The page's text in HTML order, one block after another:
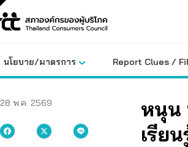
นโยบาย/มาตรการ Report Clues /
28 พ.ค. 2569
หนุน
เรีย